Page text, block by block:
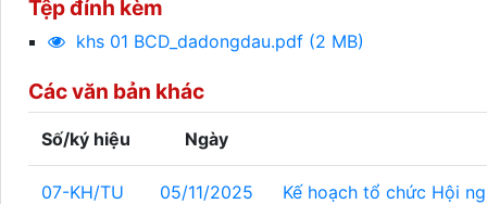
Tệp đính kèm
khs 01 BCD_dadongdau.pdf (2 MB)
Các văn bản khác
Số/ký hiệu Ngày
07-KH/TU 05/11/2025
Kế hoạch tổ chức Hội